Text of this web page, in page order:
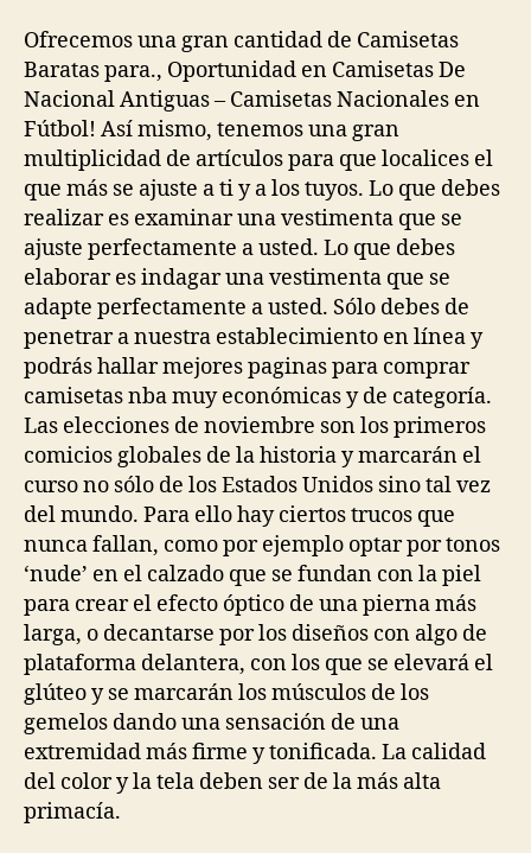
Ofrecemos una gran cantidad de Camisetas
Baratas para., Oportunidad en Camisetas De
Nacional Antiguas – Camisetas Nacionales en
Fútbol! Así mismo, tenemos una gran
multiplicidad de artículos para que localices el
que más se ajuste a ti y a los tuyos. Lo que debes
realizar es examinar una vestimenta que se
ajuste perfectamente a usted. Lo que debes
elaborar es indagar una vestimenta que se
adapte perfectamente a usted. Sólo debes de
penetrar a nuestra establecimiento en línea y
podrás hallar mejores paginas para comprar
camisetas nba muy económicas y de categoría.
Las elecciones de noviembre son los primeros
comicios globales de la historia y marcarán el
curso no sólo de los Estados Unidos sino tal vez
del mundo. Para ello hay ciertos trucos que
nunca fallan, como por ejemplo optar por tonos
‘nude’ en el calzado que se fundan con la piel
para crear el efecto óptico de una pierna más
larga, o decantarse por los diseños con algo de
plataforma delantera, con los que se elevará el
glúteo y se marcarán los músculos de los
gemelos dando una sensación de una
extremidad más firme y tonificada. La calidad
del color y la tela deben ser de la más alta
primacía.